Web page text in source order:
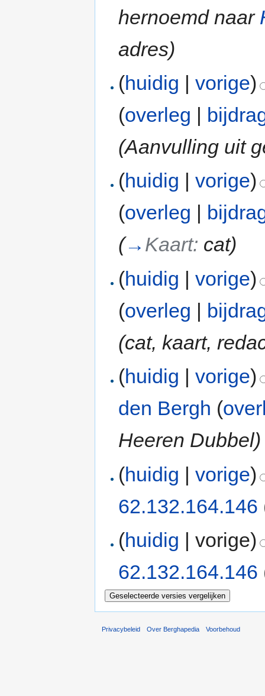
hernoemd naar
adres)
(huidig |vorige)
(overleg |
(Aanvulling uit
(huidig |vorige)
(overleg
(→ Kaart: cat)
(huidig |vorige)
(overleg |
(cat, kaart,
(huidig |vorige)
den Bergh (
Heeren Dubbel)
(huidig |vorige)
62.132.164.146
(huidig | vorige)
62.132.164.146
Privacybeleid Over Berghapedia Voorbehoud